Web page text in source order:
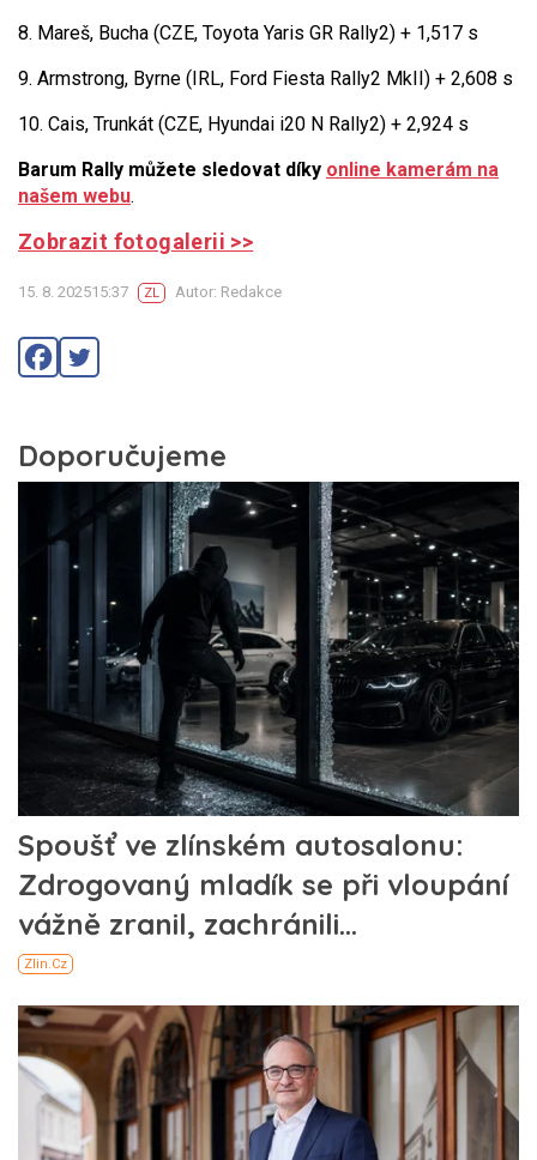
8. Mareš, Bucha (CZE, Toyota Yaris GR Rally2) + 1,517 s
9. Armstrong, Byrne (IRL, Ford Fiesta Rally2 MkII) + 2,608 s
10. Cais, Trunkát (CZE, Hyundai i20 N Rally2) + 2,924 s
Barum Rally můžete sledovat díky online kamerám na
našem webu.
Zobrazit fotogalerii >>
15. 8. 202515:37 ZL Autor: Redakce